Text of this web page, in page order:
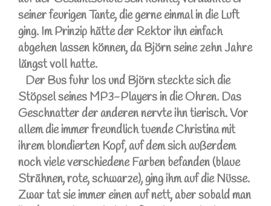
seiner feurigen Tante, die gerne einmal in die Luft
ging. Im Prinzip hätte der Rektor ihn einfach
abgehen lassen können, da Björn seine zehn Jahre
längst voll hatte.
Der Bus fuhr los und Björn steckte sich die
Stöpsel seines MP3-Players in die Ohren. Das
Geschnatter der anderen nervte ihn tierisch. Vor
allem die immer freundlich tuende Christina mit
ihrem blondierten Kopf, auf dem sich außerdem
noch viele verschiedene Farben befanden (blaue
Strähnen, rote, schwarze), ging ihm auf die Nüsse.
Zwar tat sie immer einen auf nett, aber sobald man